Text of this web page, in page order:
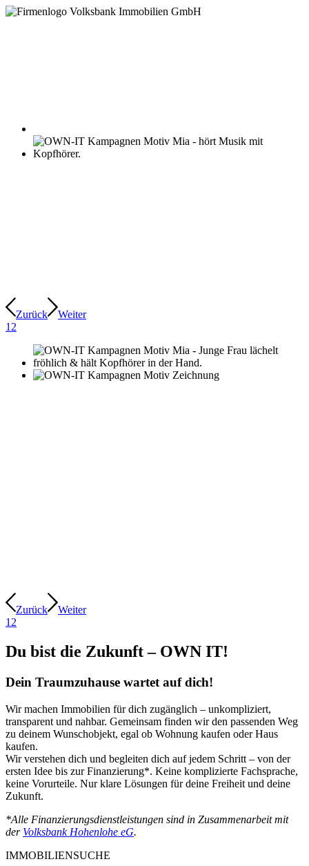
Zurück
Weiter
12
Zurück
Weiter
1 2
Du bist die Zukunft – OWN IT!
Dein Traumzuhause wartet auf dich!
Wir machen Immobilien für dich zugänglich – unkompliziert,
transparent und nahbar. Gemeinsam finden wir den passenden Weg
zu deinem Wunschobjekt, egal ob Wohnung kaufen oder Haus
kaufen.
Wir verstehen dich und begleiten dich auf jedem Schritt – von der
ersten Idee bis zur Finanzierung*. Keine komplizierte Fachsprache,
keine Vorurteile. Nur klare Lösungen für deine Freiheit und deine
Zukunft.
*Alle Finanzierungsdienstleistungen sind in Zusammenarbeit mit
der Volksbank Hohenlohe eG.
IMMOBILIENSUCHE